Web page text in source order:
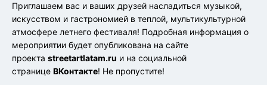
Приглашаем вас и ваших друзей насладиться музыкой,
искусством и гастрономией в теплой, мультикультурной
атмосфере летнего фестиваля! Подробная информация о
мероприятии будет опубликована на сайте
проекта streetartlatam.ru и на социальной
странице ВКонтакте! Не пропустите!